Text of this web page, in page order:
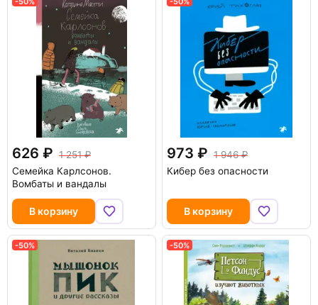
626
1 251
Семейка Карлсонов.
Вомбаты и вандалы
В корзину
973
1 946
Кибер без опасности
В корзину
-50% -50%